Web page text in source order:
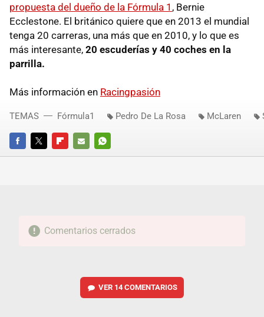
propuesta del dueño de la Fórmula 1 , Bernie
Ecclestone. El británico quiere que en 2013 el mundial
tenga 20 carreras, una más que en 2010, y lo que es
más interesante, 20 escuderías y 40 coches en la
parrilla.
Más información en Racingpasión
FACEBOOKTWITTERFLIPBOARD
E-
WHATSAPP
TEMAS Fórmula1 Pedro De La Rosa McLaren
Comentarios cerrados
VER 14 COMENTARIOS